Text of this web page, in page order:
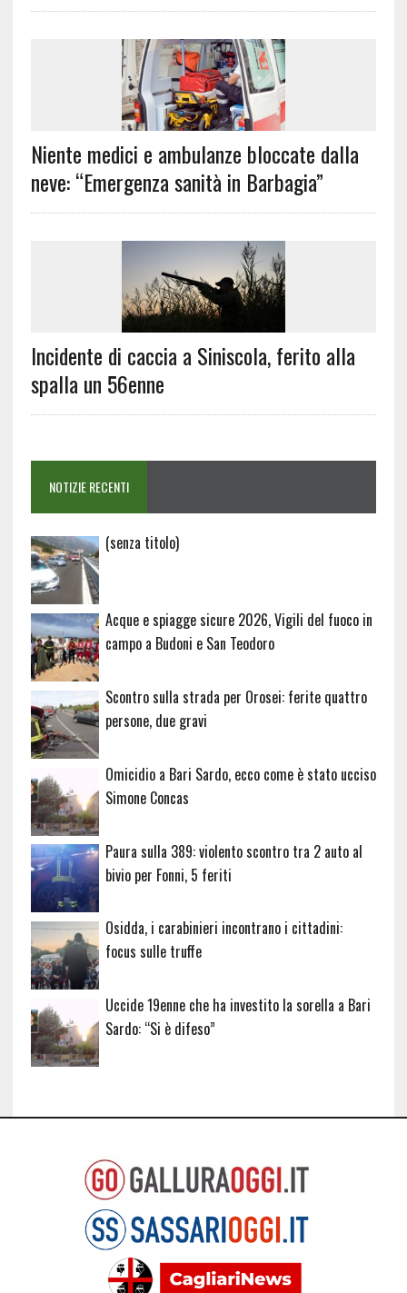
Niente medici e ambulanze bloccate dalla
neve: “Emergenza sanità in Barbagia”
Incidente di caccia a Siniscola, ferito alla
spalla un 56enne
NOTIZIE RECENTI
(senza titolo)Articolo
Acque e spiagge sicure 2026, Vigili del fuoco in
campo a Budoni e San Teodoro
Scontro sulla strada per Orosei: ferite quattro
persone, due gravi
Omicidio a Bari Sardo, ecco come è stato ucciso
Simone Concas
Paura sulla 389: violento scontro tra 2 auto al
bivio per Fonni, 5 feriti
Osidda, i carabinieri incontrano i cittadini:
focus sulle truffe
Uccide 19enne che ha investito la sorella a Bari
Sardo: “Si è difeso”